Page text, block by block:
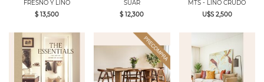
FRESNO Y LINO
$ 13,500
SUAR
$ 12,300
MTS - LINO CRUDO
U$S 2,500